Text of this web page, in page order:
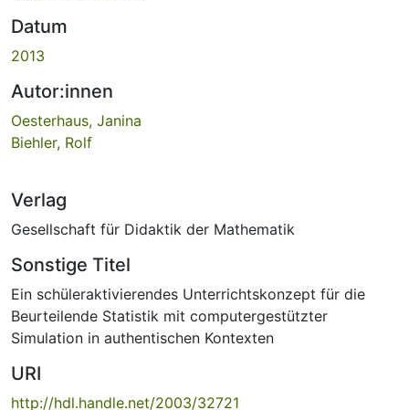
Datum
2013
Autor:innen
Oesterhaus, Janina
Biehler, Rolf
Verlag
Gesellschaft für Didaktik der Mathematik
Sonstige Titel
Ein schüleraktivierendes Unterrichtskonzept für die
Beurteilende Statistik mit computergestützter
Simulation in authentischen Kontexten
URI
http://hdl.handle.net/2003/32721